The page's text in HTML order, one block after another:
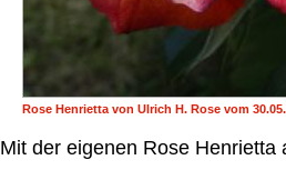
Rose Henrietta von Ulrich H. Rose vom
Mit der eigenen Rose